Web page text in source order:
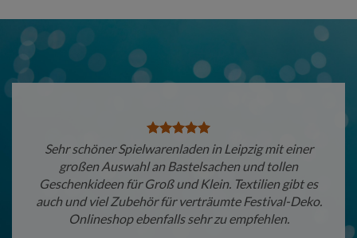
Sehr schöner Spielwarenladen in Leipzig mit einer
großen Auswahl an Bastelsachen und tollen
Geschenkideen für Groß und Klein. Textilien gibt es
auch und viel Zubehör für verträumte Festival-Deko.
Onlineshop ebenfalls sehr zu empfehlen.